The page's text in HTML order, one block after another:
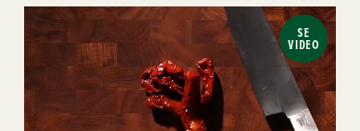
SE
VIDEO